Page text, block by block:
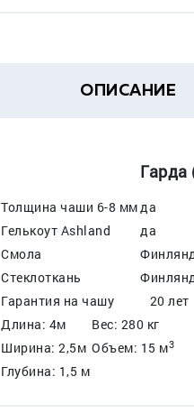
ОПИСАНИЕ
Толщина чаши 6-8 ммда
Гелькоут Ashland
да
Смола
Стеклоткань
Гарантия на чашу
20 лет
Длина: 4м
Вес: 280 кг
Ширина: 2,5м Объем: 15 м3
Глубина: 1,5 м